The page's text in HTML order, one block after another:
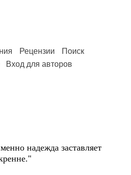
Рецензии
Поиск
Вход для авторов
надежда заставляет